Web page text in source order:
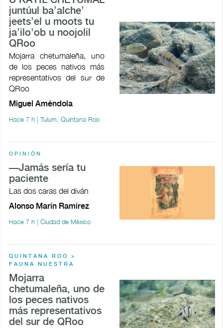
juntúul ba’alche’
jeets’el u moots tu
ja’ilo’ob u noojolil
QRoo
Mojarra chetumaleña, uno
de los peces nativos más
representativos del sur de
QRoo
Miguel Améndola
Hace 7 h | Tulum, Quintana Roo
OPINIÓN
—Jamás sería tu
paciente
Las dos caras del diván
Alonso Marín Ramírez
Hace 7 h | Ciudad de México
QUINTANA ROO >
FAUNA NUESTRA
Mojarra
chetumaleña, uno de
los peces nativos
más representativos
del sur de QRoo